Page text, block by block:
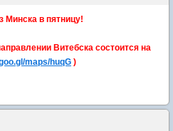
в пятницу!
Витебска состоится на
maps/huqG )